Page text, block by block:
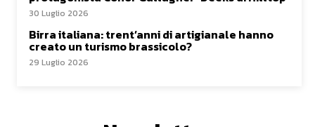
30 Luglio 2026
Birra italiana: trent’anni di artigianale hanno
creato un turismo brassicolo?
29 Luglio 2026